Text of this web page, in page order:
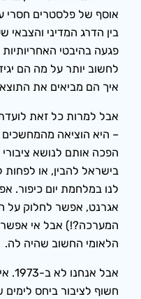
אוסף של פלסטרים חסרי
בין הדרג המדיני והצבאי
פגעה בהיבטי
לחשוב יותר על מה הם
איך הם מביאים את
אבל למרות כל זאת
– היא הוציאה
הפכה אותם לנושא
בישראל להבין, או
לנו במלחמת יום כיפור.
אגרנט, אפשר לחלוק על
המערכה?!) אבל אי
הלאומי החשוב שהיה לה.
אבל
חשוף לציבור ביחס